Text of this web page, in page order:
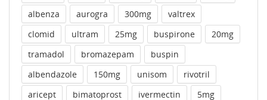
albenza
aurogra 300mg
valtrex
clomid
ultram 25mg buspirone
20mg
tramadol
bromazepam
buspin
albendazole
150mg unisom
rivotril
aricept
bimatoprost ivermectin
5mg